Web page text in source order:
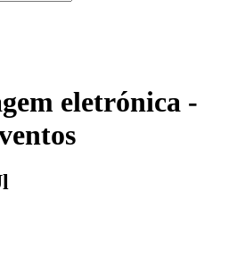
eletrónica -